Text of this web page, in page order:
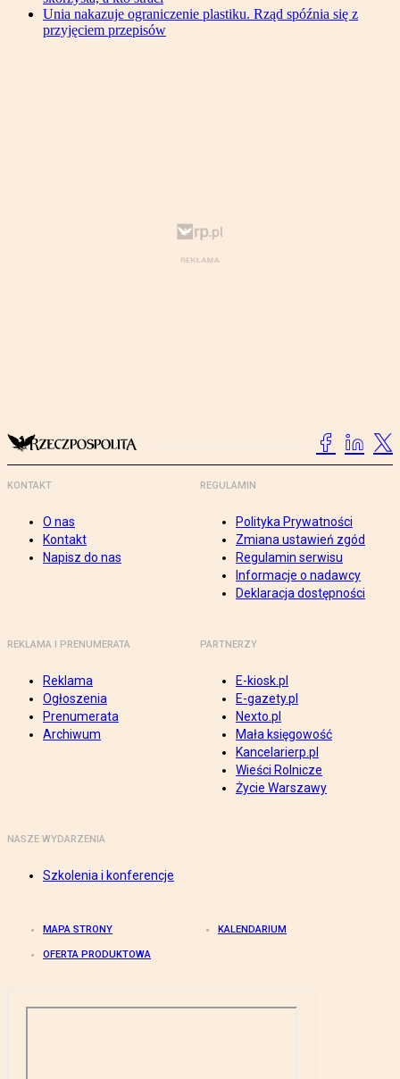
Unia nakazuje ograniczenie plastiku. Rząd spóźnia się z
przyjęciem przepisów
KONTAKT
O nas
Kontakt
Napisz do nas
REGULAMIN
Polityka Prywatności
Zmiana ustawień zgód
Regulamin serwisu
Informacje o nadawcy
Deklaracja dostępności
REKLAMA I PRENUMERATA
Reklama
Ogłoszenia
Prenumerata
Archiwum
PARTNERZY
E-kiosk.pl
E-gazety.pl
Nexto.pl
Mała księgowość
Kancelarierp.pl
Wieści Rolnicze
Życie Warszawy
NASZE WYDARZENIA
Szkolenia i konferencje
MAPA STRONY KALENDARIUM
OFERTA PRODUKTOWA